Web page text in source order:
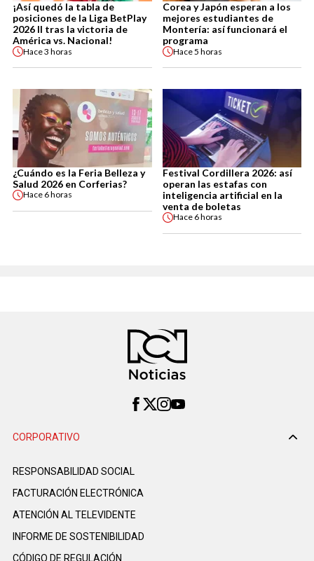
¡Así quedó la tabla de
posiciones de la Liga BetPlay
2026 II tras la victoria de
América vs. Nacional!
Hace3 horas
Corea y Japón esperan a los
mejores estudiantes de
Montería: así funcionará el
programa
Hace5 horas
¿Cuándo es la Feria Belleza y
Salud 2026 en Corferias?
Hace 6 horas
Festival Cordillera 2026: así
operan las estafas con
inteligencia artificial en la
venta de boletas
Hace 6 horas
CORPORATIVO
RESPONSABILIDAD SOCIAL
FACTURACIÓN ELECTRÓNICA
ATENCIÓN AL TELEVIDENTE
INFORME DE SOSTENIBILIDAD
CÓDIGO DE REGULACIÓN